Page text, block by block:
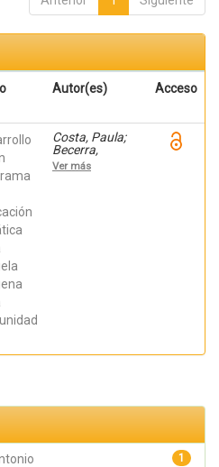
Autor(es) Acceso
Costa, Paula;
Becerra,
Viviana;
Becerra,
Ramírez Cruz,
Granados,
Ver más
1